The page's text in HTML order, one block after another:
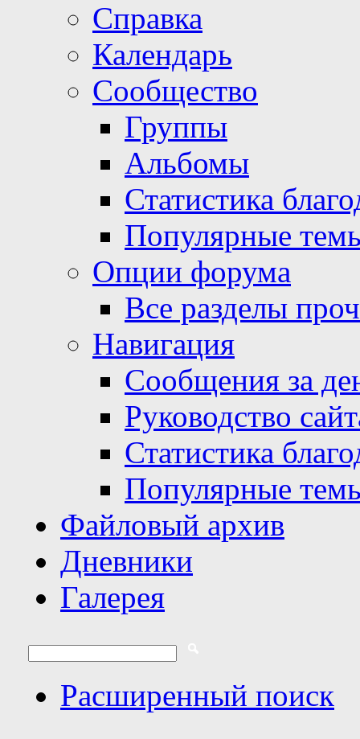
Справка
Календарь
Сообщество
Группы
Альбомы
Статистика
Популярные
Опции форума
Все разделы
Навигация
Сообщения за
Руководство
Статистика
Популярные
Файловый архив
Дневники
Галерея
Расширенный поиск